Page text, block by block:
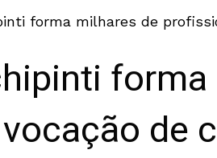
forma milhares de
de